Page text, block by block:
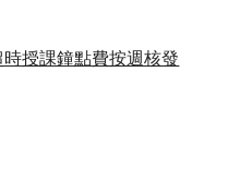
授課鐘點費按週核發